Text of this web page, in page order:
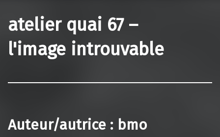
atelier quai 67 –
l'image introuvable
Auteur/autrice : bmo